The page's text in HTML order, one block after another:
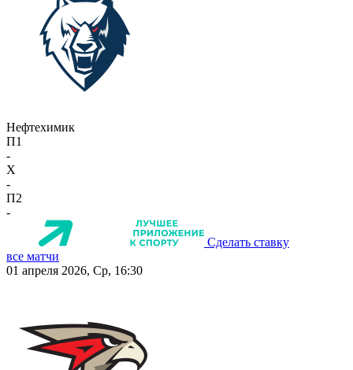
Нефтехимик
П1
-
X
-
П2
-
Сделать ставку
все матчи
01 апреля 2026, Ср, 16:30